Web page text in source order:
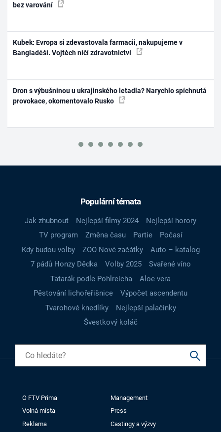
bez varování
Kubek: Evropa si zdevastovala farmacii, nakupujeme v
Bangladéši. Vojtěch ničí zdravotnictví
Dron s výbušninou u ukrajinského letadla? Narychlo spíchnutá
provokace, okomentovalo Rusko
Populární témata
Jak zhubnout Nejlepší filmy 2024
Nejlepší horory
TV program
Změna času Partie
Počasí
Kdy budou volby
ZOO Nové začátky
Auto – katalog
7 pádů Honzy Dědka
Volby 2025
Svařené víno
Tatarák podle Pohlreicha
Aloe vera
Pěstování lichořeřišnice
Výpočet ascendentu
Tvarohové knedlíky
Nejlepší palačinky
Švestkový koláč
O FTV Prima
Management
Volná místa
Press
Reklama
Castingy a výzvy